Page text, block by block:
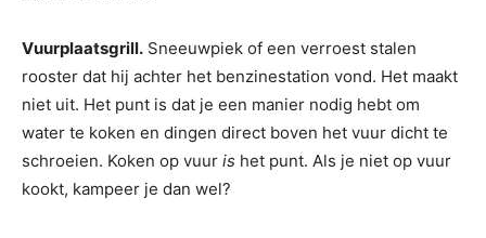
Vuurplaatsgrill. Sneeuwpiek of een verroest stalen
rooster dat hij achter het benzinestation vond. Het maakt
niet uit. Het punt is dat je een manier nodig hebt om
water te koken en dingen direct boven het vuur dicht te
schroeien. Koken op vuur is het punt. Als je niet op vuur
kookt, kampeer je dan wel?